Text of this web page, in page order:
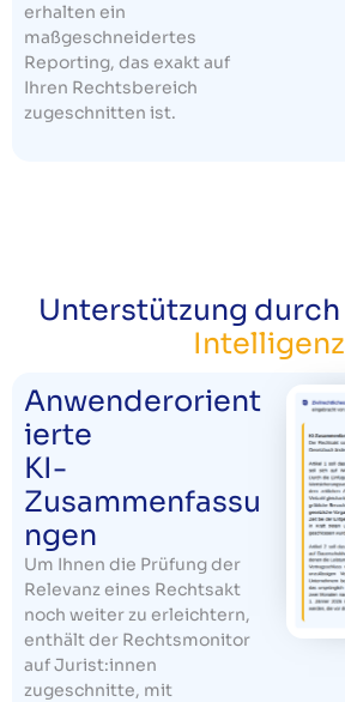
erhalten ein
maßgeschneidertes
Reporting, das exakt auf
Ihren Rechtsbereich
zugeschnitten ist.
Unterstützung durch
Intelligenz
Anwenderorient
ierte
KI-
Zusammenfassu
ngen
Um Ihnen die Prüfung der
Relevanz eines Rechtsakt
noch weiter zu erleichtern,
enthält der Rechtsmonitor
auf Jurist:innen
zugeschnitte, mit